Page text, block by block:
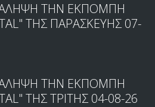
ΤΗΝ ΕΚΠΟΜΠΗ
ΤΗΣ ΠΑΡΑΣΚΕΥΗΣ 07-
ΤΗΝ ΕΚΠΟΜΠΗ
ΤΗΣ ΤΡΙΤΗΣ 04-08-26